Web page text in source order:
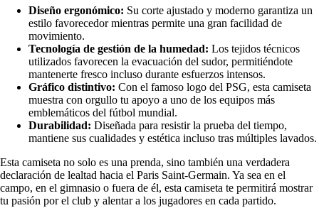
Diseño ergonómico: Su corte ajustado y moderno garantiza un
estilo favorecedor mientras permite una gran facilidad de
movimiento.
Tecnología de gestión de la humedad: Los tejidos técnicos
utilizados favorecen la evacuación del sudor, permitiéndote
mantenerte fresco incluso durante esfuerzos intensos.
Gráfico distintivo: Con el famoso logo del PSG, esta camiseta
muestra con orgullo tu apoyo a uno de los equipos más
emblemáticos del fútbol mundial.
Durabilidad: Diseñada para resistir la prueba del tiempo,
mantiene sus cualidades y estética incluso tras múltiples lavados.
Esta camiseta no solo es una prenda, sino también una verdadera
declaración de lealtad hacia el Paris Saint-Germain. Ya sea en el
campo, en el gimnasio o fuera de él, esta camiseta te permitirá mostrar
tu pasión por el club y alentar a los jugadores en cada partido.